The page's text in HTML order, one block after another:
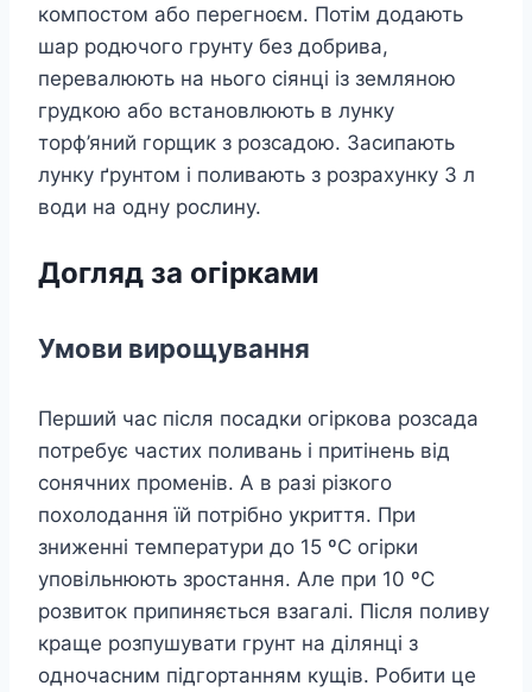
компостом або перегноєм. Потім додають
шар родючого грунту без добрива,
перевалюють на нього сіянці із земляною
грудкою або встановлюють в лунку
торф’яний горщик з розсадою. Засипають
лунку ґрунтом і поливають з розрахунку 3 л
води на одну рослину.
Догляд за огірками
Умови вирощування
Перший час після посадки огіркова розсада
потребує частих поливань і притінень від
сонячних променів. А в разі різкого
похолодання їй потрібно укриття. При
зниженні температури до 15 ºC огірки
уповільнюють зростання. Але при 10 ºC
розвиток припиняється взагалі. Після поливу
краще розпушувати грунт на ділянці з
одночасним підгортанням кущів. Робити це